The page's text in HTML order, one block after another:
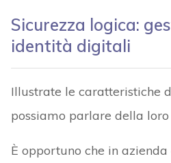
Sicurezza logica:
identità digitali
Illustrate le caratteristiche
possiamo parlare della loro
È opportuno che in